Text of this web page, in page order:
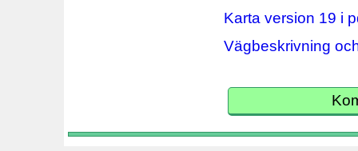
Karta version 19 i
Vägbeskrivning